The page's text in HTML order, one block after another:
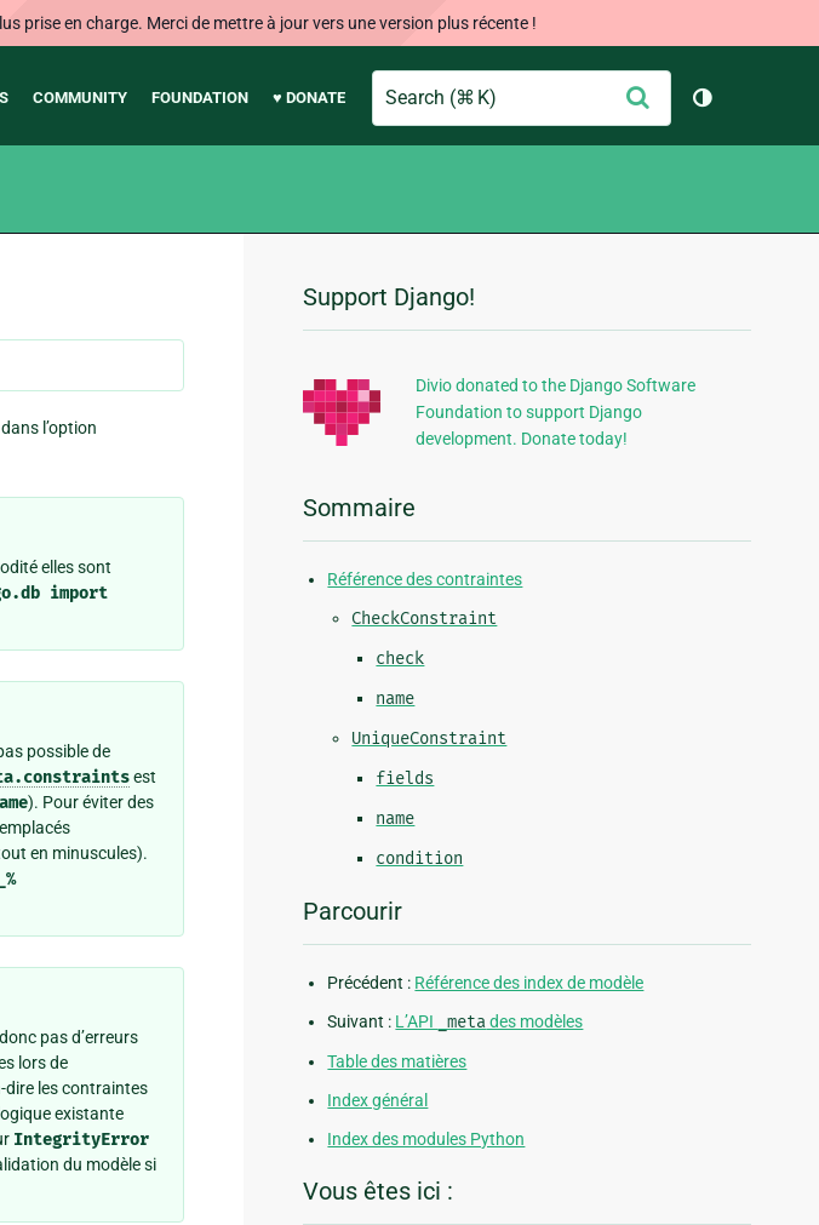
prise en charge. Merci de mettre à jour vers une version plus récente !
COMMUNITY FOUNDATION ♥ DONATE
Search Envoyer
Changer
l’option
elles sont
import
possible de
est
). Pour éviter des
en minuscules).
pas d’erreurs
lors de
dire les contraintes
existante
IntegrityError
du modèle si
Informations
supplémentaires
Support Django!
Divio donated to the Django Software
Foundation to support Django
development. Donate today!
Sommaire
Référence des contraintes
CheckConstraint
check
name
UniqueConstraint
fields
name
condition
Parcourir
Précédent : Référence des index de modèle
Suivant : L’API _metades modèles
Table des matières
Index général
Index des modules Python
Vous êtes ici :